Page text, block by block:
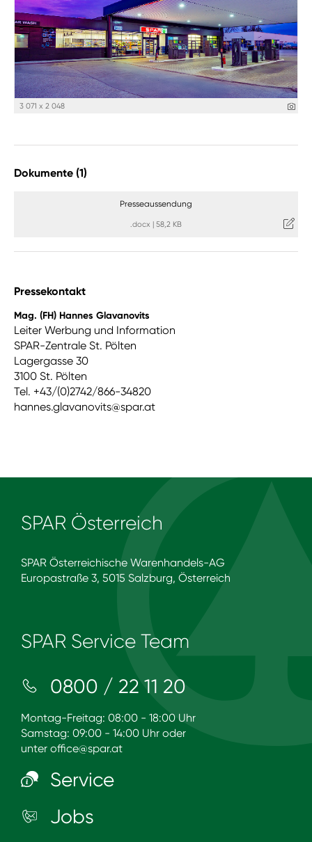
3 071 x 2 048
Dokumente (1)
Presseaussendung
.docx | 58,2 KB
Pressekontakt
Mag. (FH) Hannes Glavanovits
Leiter Werbung und Information
SPAR-Zentrale St. Pölten
Lagergasse 30
3100 St. Pölten
Tel. +43/(0)2742/866-34820
hannes.glavanovits@spar.at
SPAR Österreich
SPAR Österreichische Warenhandels-AG
Europastraße 3, 5015 Salzburg, Österreich
SPAR Service Team
0800 / 22 11 20
Montag-Freitag: 08:00 - 18:00 Uhr
Samstag: 09:00 - 14:00 Uhr oder
unter office@spar.at
Service
Jobs